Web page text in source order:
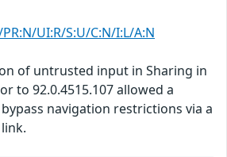
PR:N/UI:R/S:U/C:N/I:L/A:N
of untrusted input in Sharing in
to 92.0.4515.107 allowed a
navigation restrictions via a